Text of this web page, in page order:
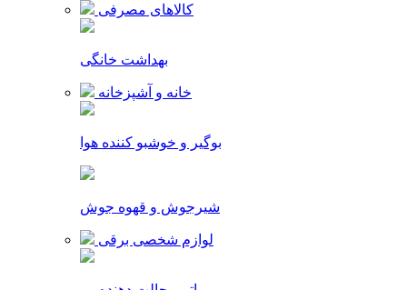
کالاهای مصرفی
بهداشت خانگی
خانه و آشپزخانه
بوگیر و خوشبو کننده هوا
شیرجوش و قهوه جوش
لوازم شخصی برقی